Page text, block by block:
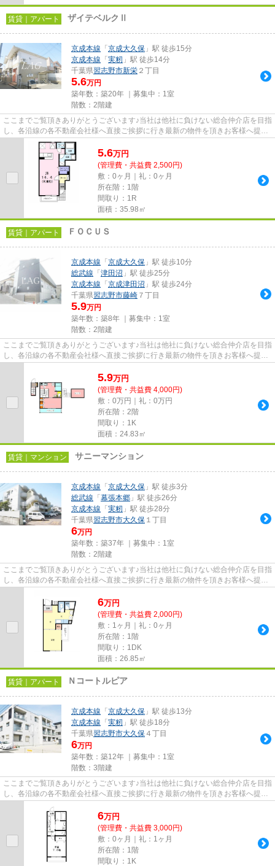
賃貸｜アパート ザイテベルクⅡ
京成本線 「 京成大久保 」駅 徒歩15分
京成本線 「 実籾 」駅 徒歩14分
千葉県習志野市新栄 ２丁目
5.6万円
築年数：築20年 ｜募集中： 1室
階数：2階建
ここまでご覧頂きありがとうございます♪当社は他社に負けない総合仲介店を目指
し、各沿線の各不動産会社様へ直接ご挨拶に行き最新の物件を頂きお客様へ提供
しております！最新の情報は...
5.6万円
(管理費・共益費 2,500円)
敷：0ヶ月｜礼：0ヶ月
所在階：1階
間取り：1R
面積：35.98㎡
賃貸｜アパート ＦＯＣＵＳ
京成本線 「 京成大久保 」駅 徒歩10分
総武線 「 津田沼 」駅 徒歩25分
京成本線 「 京成津田沼 」駅 徒歩24分
千葉県習志野市藤崎 ７丁目
5.9万円
築年数：築8年 ｜募集中： 1室
階数：2階建
ここまでご覧頂きありがとうございます♪当社は他社に負けない総合仲介店を目指
し、各沿線の各不動産会社様へ直接ご挨拶に行き最新の物件を頂きお客様へ提供
5.9万円
(管理費・共益費 4,000円)
敷：0万円｜礼：0万円
所在階：2階
間取り：1K
面積：24.83㎡
賃貸｜マンション サニーマンション
京成本線 「 京成大久保 」駅 徒歩3分
総武線 「 幕張本郷 」駅 徒歩26分
京成本線 「 実籾 」駅 徒歩28分
千葉県習志野市大久保 １丁目
6万円
築年数：築37年 ｜募集中： 1室
階数：2階建
ここまでご覧頂きありがとうございます♪当社は他社に負けない総合仲介店を目指
し、各沿線の各不動産会社様へ直接ご挨拶に行き最新の物件を頂きお客様へ提供
6万円
(管理費・共益費 2,000円)
敷：1ヶ月｜礼：0ヶ月
所在階：1階
間取り：1DK
面積：26.85㎡
賃貸｜アパート Ｎコートルピア
京成本線 「 京成大久保 」駅 徒歩13分
京成本線 「 実籾 」駅 徒歩18分
千葉県習志野市大久保 ４丁目
6万円
築年数：築12年 ｜募集中： 1室
階数：3階建
ここまでご覧頂きありがとうございます♪当社は他社に負けない総合仲介店を目指
し、各沿線の各不動産会社様へ直接ご挨拶に行き最新の物件を頂きお客様へ提供
6万円
(管理費・共益費 3,000円)
敷：0ヶ月｜礼：1ヶ月
所在階：1階
間取り：1K